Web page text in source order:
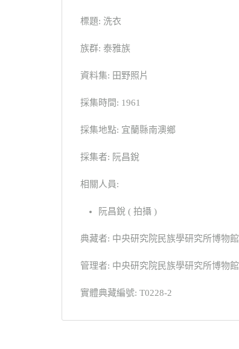
標題: 洗衣
族群: 泰雅族
資料集: 田野照片
採集時間: 1961
採集地點: 宜蘭縣南澳鄉
採集者: 阮昌銳
相關人員:
阮昌銳 ( 拍攝 )
典藏者: 中央研究院民族學研究所博物館
管理者: 中央研究院民族學研究所博物館
實體典藏編號: T0228-2